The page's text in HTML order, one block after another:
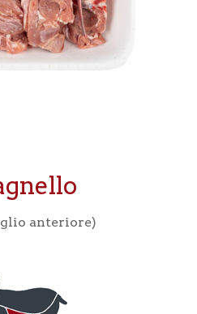
anteriore)